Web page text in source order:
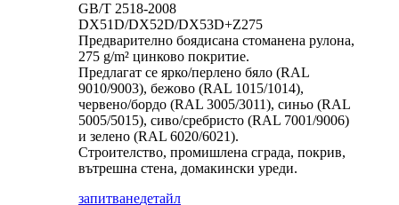
GB/T 2518-2008
DX51D/DX52D/DX53D+Z275
Предварително боядисана стоманена рулона,
275 g/m² цинково покритие.
Предлагат се ярко/перлено бяло (RAL
9010/9003), бежово (RAL 1015/1014),
червено/бордо (RAL 3005/3011), синьо (RAL
5005/5015), сиво/сребристо (RAL 7001/9006)
и зелено (RAL 6020/6021).
Строителство, промишлена сграда, покрив,
вътрешна стена, домакински уреди.
запитванедетайл